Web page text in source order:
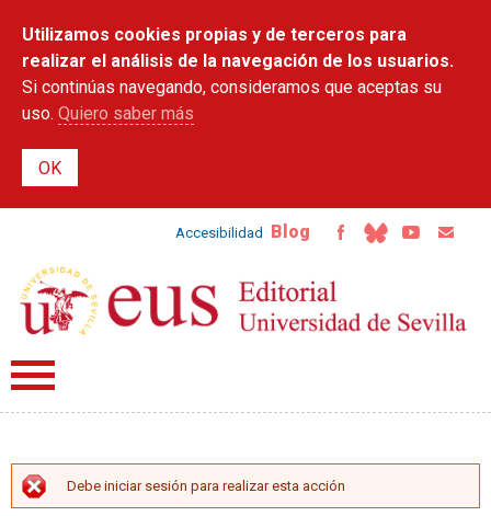
contenido
principal
Utilizamos cookies propias y de terceros para
realizar el análisis de la navegación de los usuarios.
Si continúas navegando, consideramos que aceptas su
uso. Quiero saber más
Accesibilidad Blog
MENSAJE DE ERROR
Debe iniciar sesión para realizar esta acción